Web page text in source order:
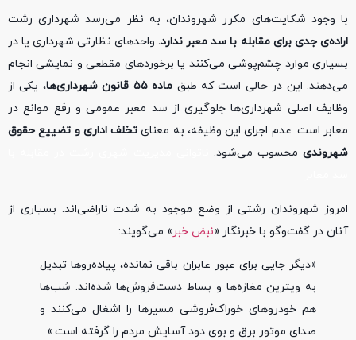
با وجود شکایت‌های مکرر شهروندان، به نظر می‌رسد شهرداری رشت
اراده‌ی جدی برای مقابله با سد معبر ندارد. واحدهای نظارتی شهرداری یا در
بسیاری موارد چشم‌پوشی می‌کنند یا برخوردهای مقطعی و نمایشی انجام
می‌دهند. این در حالی است که طبق ماده ۵۵ قانون شهرداری‌ها
، یکی از
وظایف اصلی شهرداری‌ها جلوگیری از سد معبر عمومی و رفع موانع در
معابر است. عدم اجرای این وظیفه، به معنای تخلف اداری و تضییع حقوق
شهروندیمحسوب می‌شود.
امروز شهروندان رشتی از وضع موجود به شدت ناراضی‌اند. بسیاری از
آنان در گفت‌وگو با خبرنگار «نبض خبر » می‌گویند:
«دیگر جایی برای عبور عابران باقی نمانده، پیاده‌روها تبدیل
به ویترین مغازه‌ها و بساط دست‌فروش‌ها شده‌اند. شب‌ها
هم خودروهای خوراک‌فروشی مسیرها را اشغال می‌کنند و
صدای موتور برق و بوی دود آسایش مردم را گرفته است.»